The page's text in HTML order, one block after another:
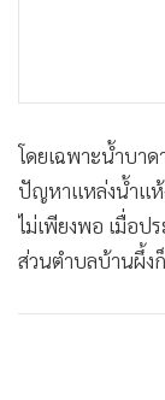
โดยเฉพาะน้ำบา
ปัญหาแหล่งน้ำแห้
ไม่เพียงพอ เมื่อป
ส่วนตำบลบ้านผึ้ง